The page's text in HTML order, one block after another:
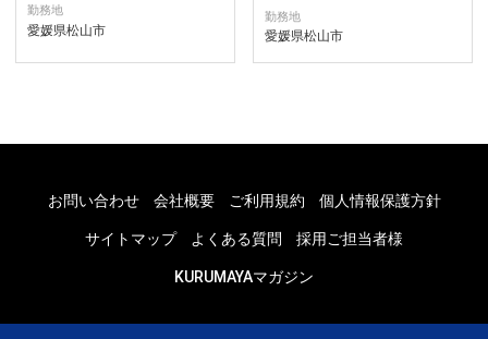
勤務地
愛媛県松山市
勤務地
愛媛県松山市
お問い合わせ 会社概要 ご利用規約 個人情報保護方針
サイトマップ よくある質問 採用ご担当者様
KURUMAYAマガジン